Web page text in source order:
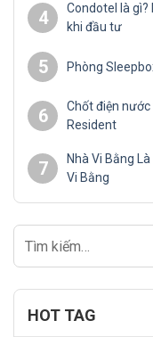
4
Condotel là
khi đầu tư
5 Phòng
6
Chốt điện
Resident
7
Nhà Vi Bằng
Vi Bằng
HOT TAG